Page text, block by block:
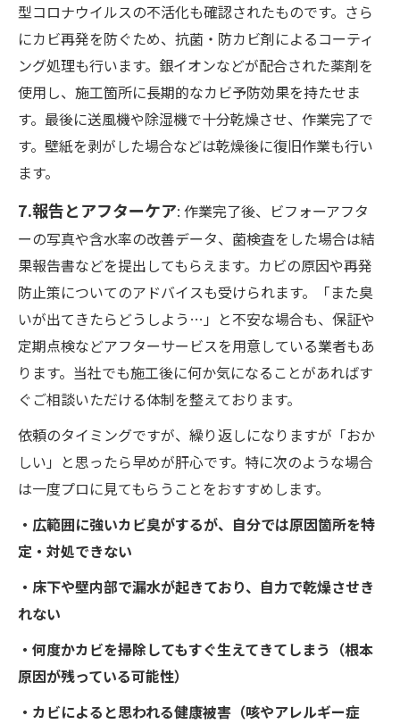
型コロナウイルスの不活化も確認されたものです。さら
にカビ再発を防ぐため、抗菌・防カビ剤によるコーティ
ング処理も行います。銀イオンなどが配合された薬剤を
使用し、施工箇所に長期的なカビ予防効果を持たせま
す。最後に送風機や除湿機で十分乾燥させ、作業完了で
す。壁紙を剥がした場合などは乾燥後に復旧作業も行い
ます。
7.報告とアフターケア: 作業完了後、ビフォーアフタ
ーの写真や含水率の改善データ、菌検査をした場合は結
果報告書などを提出してもらえます。カビの原因や再発
防止策についてのアドバイスも受けられます。「また臭
いが出てきたらどうしよう…」と不安な場合も、保証や
定期点検などアフターサービスを用意している業者もあ
ります。当社でも施工後に何か気になることがあればす
ぐご相談いただける体制を整えております。
依頼のタイミングですが、繰り返しになりますが「おか
しい」と思ったら早めが肝心です。特に次のような場合
は一度プロに見てもらうことをおすすめします。
・広範囲に強いカビ臭がするが、自分では原因箇所を特
定・対処できない
・床下や壁内部で漏水が起きており、自力で乾燥させき
れない
・何度かカビを掃除してもすぐ生えてきてしまう（根本
原因が残っている可能性）
・カビによると思われる健康被害（咳やアレルギー症